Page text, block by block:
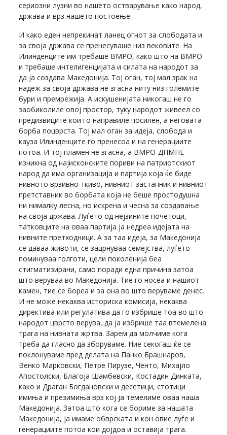
сериозни лузни во нашето остварување како народ,
држава и врз нашето постоење.
И како еден непрекинат ланец огнот за слободата и
за своја држава се пренесуваше низ вековите. На
Илинденците им требаше ВМРО, како што на ВМРО
и требаше интелигенцијата и силата на народот за
да ја создава Македонија. Тој оган, тој мал зрак на
надеж за своја држава не згасна ниту низ големите
бури и премрежија. А искушенијата никогаш не го
заобиколиле овој простор, туку народот живеел со
предизвиците кои го направиле посилен, а неговата
борба поцврста. Тој мал оган за идеја, слобода и
кауза Илинденците го пренесоа и на генерациите
потоа. И тој пламен не згасна, а ВМРО-ДПМНЕ
изникна од најисконските пориви на патриотскиот
народ да има организација и партија која ќе биде
нивното врзивно ткиво, нивниот застапник и нивниот
претставник во борбата која не беше простодушна
ни нималку лесна, но искрена и чесна за создавање
на своја држава. Луѓето од нејзините почетоци,
татковците на оваа партија ја недреа идејата на
нивните претходници. А за таа идеја, за Македонија
се даваа животи, се зацрнуваа семејства, луѓето
поминуваа голготи, цели поколенија беа
стигматизирани, само поради една причина затоа
што веруваа во Македонија. Тие го носеа и нашиот
камен, тие се бореа и за она во што веруваме денес.
И не може некаква историска комисија, некаква
директива или регулатива да го избрише тоа во што
народот цврсто верува, да ја избрише таа втемелена
трага на нивната жртва. Зарем да молчиме кога
треба да гласно да зборуваме. Ние секогаш ќе се
поклонуваме пред делата на Панко Брашнаров,
Венко Марковски, Петре Пирузе, Ченто, Михајло
Апостолски, Благоја Шамбевски, Костадин Динката,
како и Драган Богдановски и десетици, стотици
имиња и презимиња врз кој ја темелиме оваа наша
Македонија. Затоа што кога се бориме за нашата
Македонија, ја имаме обврската и кон овие луѓе и
генерациите потоа кои дојдоа и оставија трага.